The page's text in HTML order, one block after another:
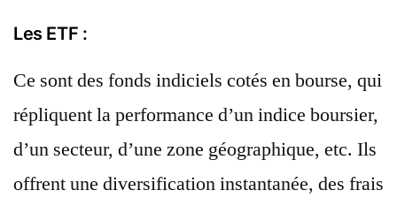
Les ETF :
Ce sont des fonds indiciels cotés en bourse, qui
répliquent la performance d’un indice boursier,
d’un secteur, d’une zone géographique, etc. Ils
offrent une diversification instantanée, des frais